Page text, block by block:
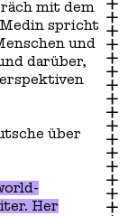
mit dem
spricht
und
darüber,
über
Her